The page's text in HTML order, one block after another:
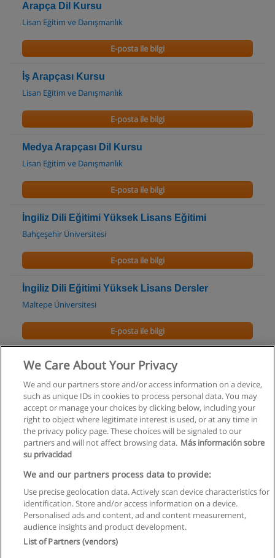
Arapça Dil Kursu
Lisan Eğitim ve Danışmanlık
E-posta ile bilgi
İş Arapçası Kursu
Lisan Eğitim ve Danışmanlık
E-posta ile bilgi
Medya Arapçası Dil Kursu
Lisan Eğitim ve Danışmanlık
E-posta ile bilgi
İngiliz Dili Eğitimi Yüksek Lisans Eğitimi
Bahçeşehir Üniversitesi
E-posta ile bilgi
İngiliz Dili Eğitimi Yüksek Lisans Dersler
Maltepe Üniversitesi
E-posta ile bilgi
Çeviri Yüksek Lisans Programı
E-posta ile bilgi
Kullanım koşulları
Gizlilik politikası
İletişim Educaedu
Copyright © Educaedu Business S.L. - CIF : B-95610580: -
We Care About Your Privacy
We and our partners store and/or access information on a device,
such as unique IDs in cookies to process personal data. You may
accept or manage your choices by clicking below, including your
right to object where legitimate interest is used, or at any time in
the privacy policy page. These choices will be signaled to our
partners and will not affect browsing data. Más información sobre
su privacidad
We and our partners process data to provide:
Use precise geolocation data. Actively scan device characteristics for
identification. Store and/or access information on a device.
Personalised ads and content, ad and content measurement,
audience insights and product development.
List of Partners (vendors)